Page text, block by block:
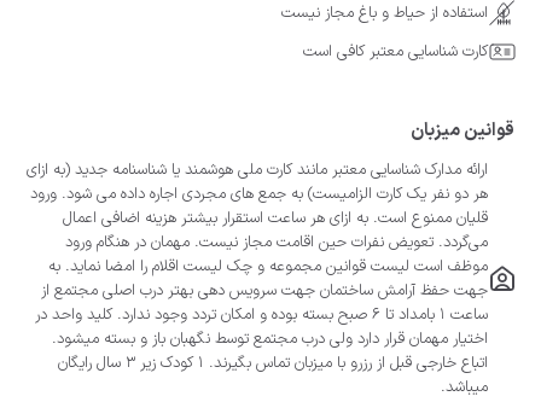
استفاده از حیاط و باغ مجاز نیست
کارت شناسایی معتبر کافی است
قوانین میزبان
ارائه مدارک شناسایی معتبر مانند کارت ملی هوشمند یا شناسنامه جدید (به ازای
هر دو نفر یک کارت الزامیست) به جمع های مجردی اجاره داده می شود. ورود
قلیان ممنوع است. به ازای هر ساعت استقرار بیشتر هزینه اضافی اعمال
می‌گردد. تعویض نفرات حین اقامت مجاز نیست. مهمان در هنگام ورود
موظف است لیست قوانین مجموعه و چک لیست اقلام را امضا نماید. به
جهت حفظ آرامش ساختمان جهت سرویس دهی بهتر درب اصلی مجتمع از
ساعت 1 بامداد تا 6 صبح بسته بوده و امکان تردد وجود ندارد. کلید واحد در
اختیار مهمان قرار دارد ولی درب مجتمع توسط نگهبان باز و بسته میشود.
اتباع خارجی قبل از رزرو با میزبان تماس بگیرند. 1 کودک زیر 3 سال رایگان
میباشد.